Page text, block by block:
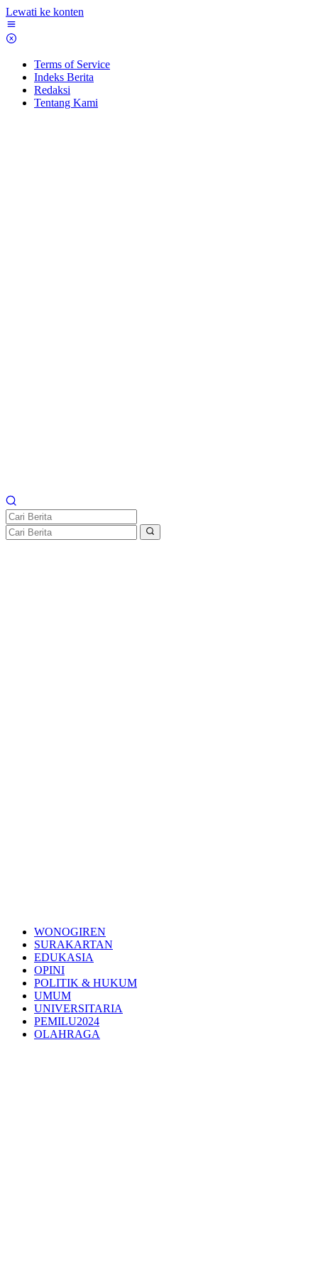
Lewati ke konten
Terms of Service
Indeks Berita
Redaksi
Tentang Kami
WONOGIREN
SURAKARTAN
EDUKASIA
OPINI
POLITIK & HUKUM
UMUM
UNIVERSITARIA
PEMILU2024
OLAHRAGA